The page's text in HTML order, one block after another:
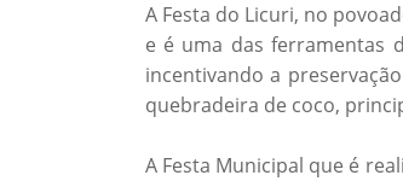
A Festa do Licuri, no
e é uma das ferramentas
incentivando a
quebradeira de coco,
A Festa Municipal que é